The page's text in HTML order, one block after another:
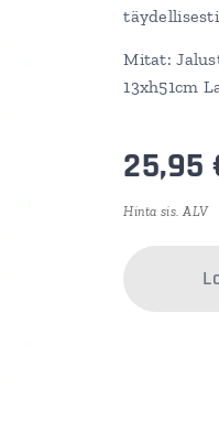
Mitat:
13xh51cm
25,95
Hinta sis. ALV